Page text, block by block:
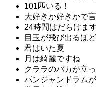
101匹いる！
大好きか好きかで
24時間はだらけま
目玉が飛び出るほ
君はいた夏
月は綺麗ですね
クララのバカが立
パンジャンドラム